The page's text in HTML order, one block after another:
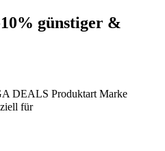
günstiger &
DEALS Produktart Marke
für